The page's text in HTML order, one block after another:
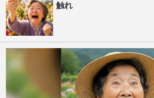
触れ